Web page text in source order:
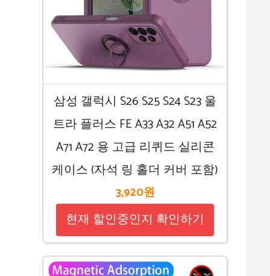
삼성 갤럭시 S26 S25 S24 S23 울
트라 플러스 FE A33 A32 A51 A52
A71 A72 용 고급 리퀴드 실리콘
케이스 (자석 링 홀더 커버 포함)
3,920원
현재 할인중인지 확인하기